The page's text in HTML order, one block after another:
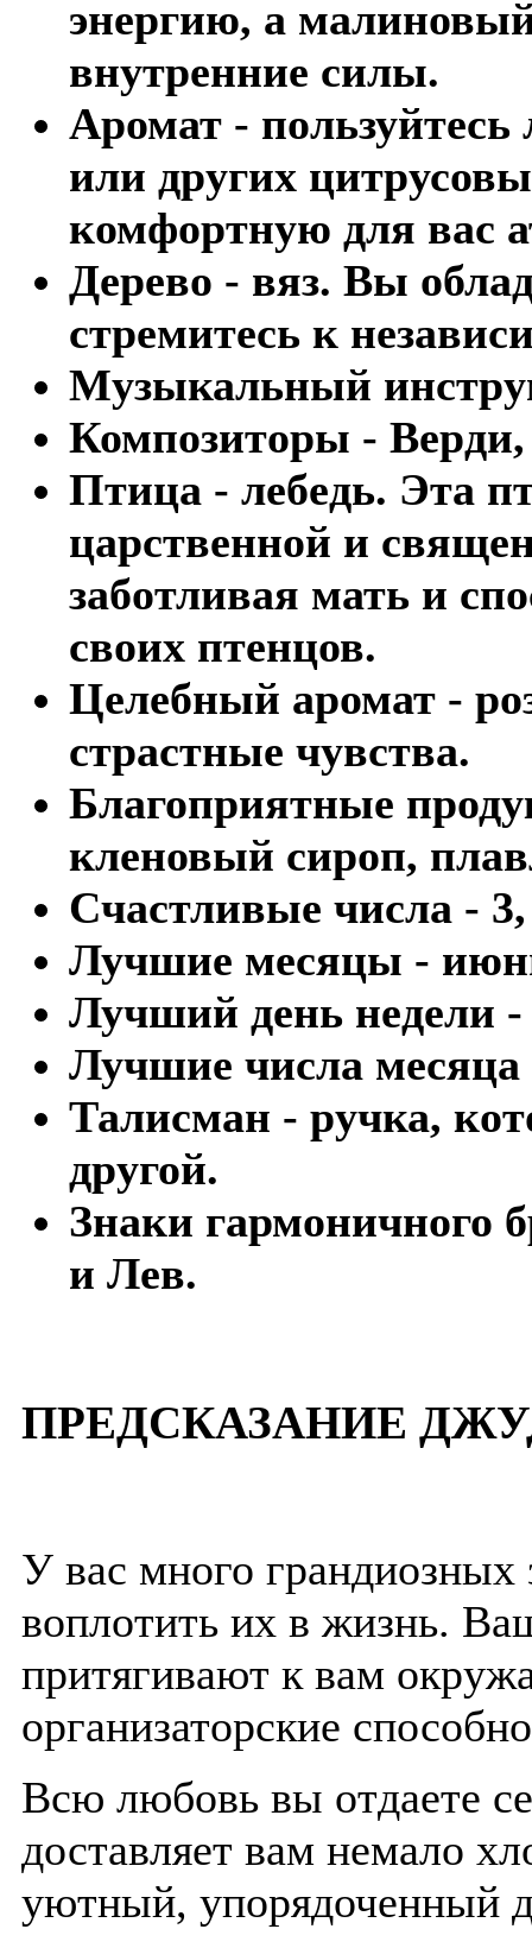
энергию, а
внутренние силы.
Аромат -
или других
комфортную для вас
Дерево - вяз. Вы
стремитесь к
Музыкальный
Композиторы -
Птица - лебедь. Эта
царственной и
заботливая мать и
своих птенцов.
Целебный аромат -
страстные чувства.
Благоприятные
кленовый сироп,
Счастливые числа - 3,
Лучшие месяцы -
Лучший день недели
Лучшие числа месяца
Талисман - ручка,
другой.
Знаки гармоничного
и Лев.
ПРЕДСКАЗАНИЕ
У вас много грандиозных
воплотить их в жизнь.
притягивают к вам
организаторские
Всю любовь вы отдаете
доставляет вам немало
уютный, упорядоченный